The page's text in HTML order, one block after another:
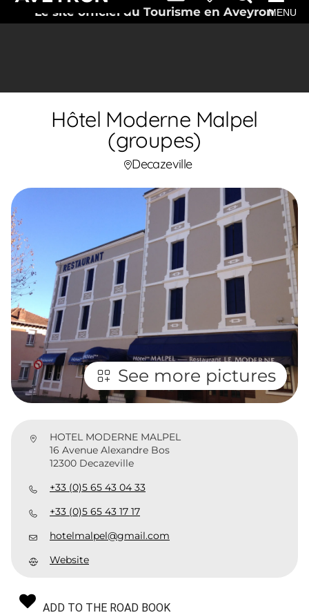
Le site officiel du Tourisme en AveyronMENU
Hôtel Moderne Malpel
(groupes)
Decazeville
See more pictures
HOTEL MODERNE MALPEL
16 Avenue Alexandre Bos
12300 Decazeville
+33 (0)5 65 43 04 33
+33 (0)5 65 43 17 17
hotelmalpel@gmail.com
Website
ADD TO THE ROAD BOOK